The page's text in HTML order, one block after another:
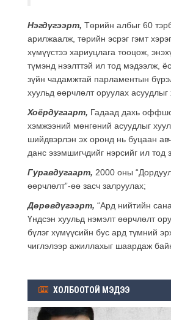
Нэгдүгээрт, Төрийн албыг 60
арилжаалж, төрийн эсрэг гэмт
хүмүүстээ хариуцлага тооцож,
түмэнд нээлттэй ил тод мэдээлж,
зүйн чадамжтай парламентын
хуульд өөрчлөлт оруулах асуудлыг
Хоёрдугаарт, Гадаад дахь
хэмжээний мөнгөний асуудлыг
шийдвэрлэн эх оронд нь буцаан
данс эзэмшигчдийг нэрсийг ил тод
Гуравдугаарт, 2000 оны
өөрчлөлт”-өө засч залруулах;
Дөрөвдүгээрт, “Ард нийтийн
Үндсэн хуульд нэмэлт өөрчлөлт
бүлэг хүмүүсийн бус ард түмний
чиглэлээр ажиллахыг шаардаж
ХОЛБООТОЙ МЭДЭЭ